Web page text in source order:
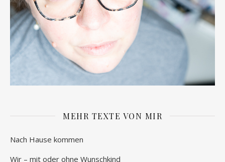
MEHR TEXTE VON MIR
Nach Hause kommen
Wir – mit oder ohne Wunschkind